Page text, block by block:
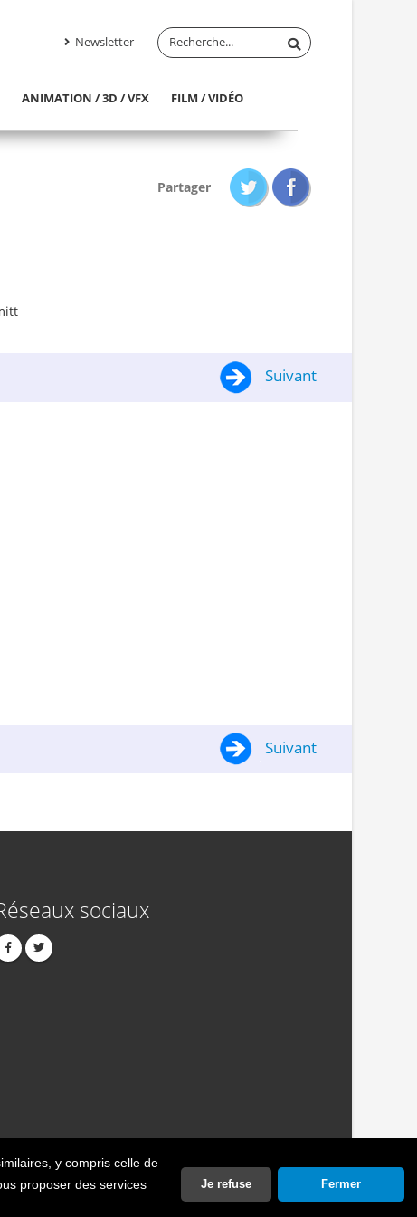
, y compris celle de
proposer des services
Je refuse Fermer
Newsletter
ANIMATION / 3D / VFX FILM / VIDÉO
Partager
Suivant
Suivant
sociaux
Politique de confidentialité